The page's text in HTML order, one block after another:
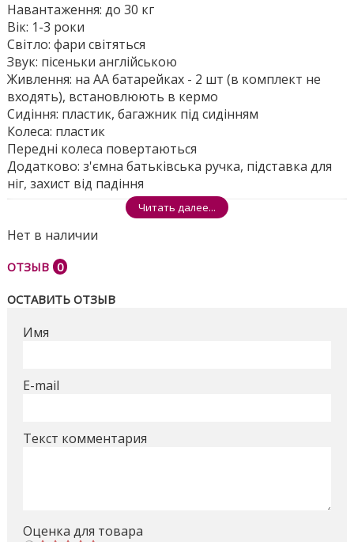
Навантаження: до 30 кг
Вік: 1-3 роки
Світло: фари світяться
Звук: пісеньки англійською
Живлення: на АА батарейках - 2 шт (в комплект не
входять), встановлюють в кермо
Сидіння: пластик, багажник під сидінням
Колеса: пластик
Передні колеса повертаються
Додатково: з'ємна батьківська ручка, підставка для
ніг, захист від падіння
Розмір ящика: 66*30*35
Поделиться
Читать далее...
Нет в наличии
ОТЗЫВ 0
ОСТАВИТЬ ОТЗЫВ
Имя
E-mail
Текст комментария
Оценка для товара